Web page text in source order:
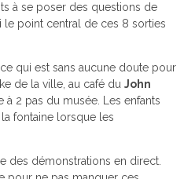
à se poser des questions de
point central de ces 8 sorties
qui est sans aucune doute pour
de la ville, au café du John
à 2 pas du musée. Les enfants
fontaine lorsque les
des démonstrations en direct.